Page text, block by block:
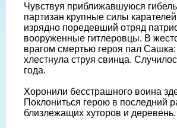
Чувствуя приближавшуюся
партизан крупные силы
изрядно поредевший отряд
вооруженные гитлеровцы. В
врагом смертью героя пал
хлестнула струя свинца.
года.
Хоронили бесстрашного воина
Поклониться герою в последний
близлежащих хуторов и деревень.